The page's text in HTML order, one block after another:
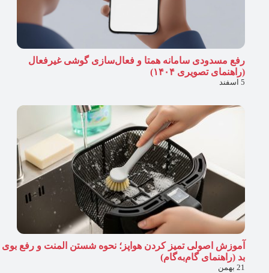
رفع مسدودی سامانه همتا و فعال‌سازی گوشی غیرفعال
(راهنمای تصویری ۱۴۰۴)
5 اسفند
آموزش اصولی تمیز کردن هواپز؛ نحوه شستن المنت و رفع بوی
بد (راهنمای گام‌به‌گام)
21 بهمن